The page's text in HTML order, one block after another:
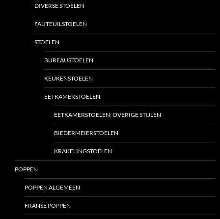
DIVERSE STOELEN
FAUTEUILSTOELEN
STOELEN
BUREAUSTOELEN
KEUKENSTOELEN
EETKAMERSTOELEN
EETKAMERSTOELEN; OVERIGE STIJLEN
BIEDERMEIERSTOELEN
KRAKELINGSTOELEN
POPPEN
POPPEN ALGEMEEN
FRANSE POPPEN